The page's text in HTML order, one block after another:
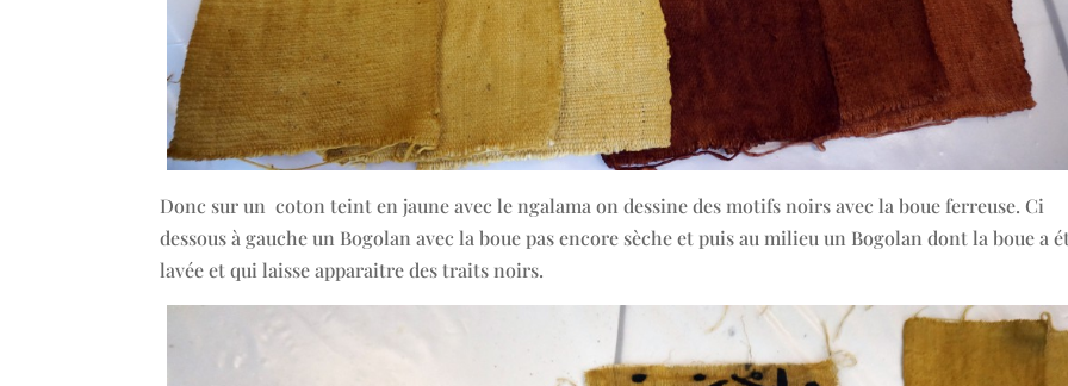
Donc sur un coton teint en jaune avec le ngalama on dessine des motifs noirs avec la boue ferreuse. Ci
dessous à gauche un Bogolan avec la boue pas encore sèche et puis au milieu un Bogolan dont la boue a
lavée et qui laisse apparaitre des traits noirs.